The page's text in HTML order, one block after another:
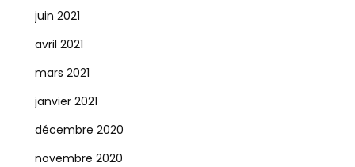
juin 2021
avril 2021
mars 2021
janvier 2021
décembre 2020
novembre 2020